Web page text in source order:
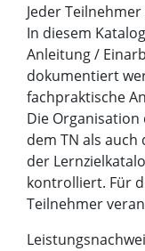
Jeder
In diesem
Anleitung /
dokumentiert
fachpraktische
Die
dem TN als
der
kontrolliert. Für
Teilnehmer